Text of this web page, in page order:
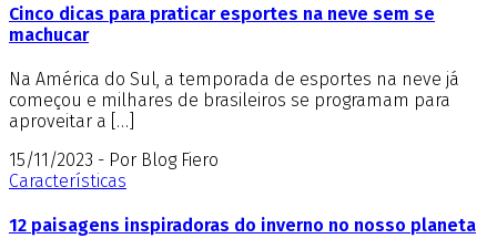
Cinco dicas para praticar esportes na neve sem se
machucar
Na América do Sul, a temporada de esportes na neve já
começou e milhares de brasileiros se programam para
aproveitar a […]
15/11/2023 - Por Blog Fiero
Características
12 paisagens inspiradoras do inverno no nosso planeta